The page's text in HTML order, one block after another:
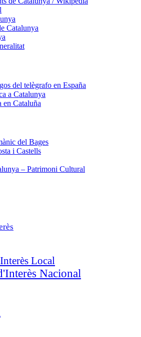
Catalunya
del telègrafo en España
a Catalunya
en Cataluña
del Bages
i Castells
– Patrimoni Cultural
Local
Nacional